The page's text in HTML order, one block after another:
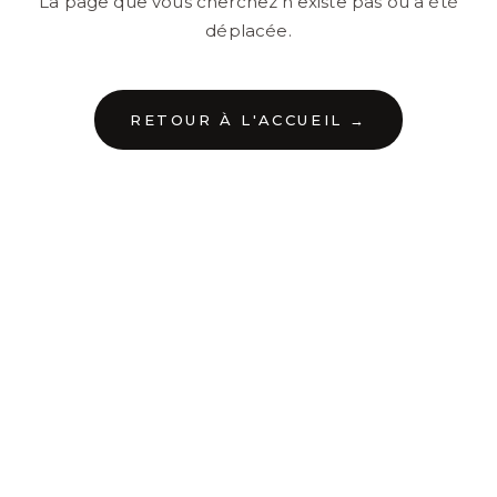
déplacée.
RETOUR À L'ACCUEIL →